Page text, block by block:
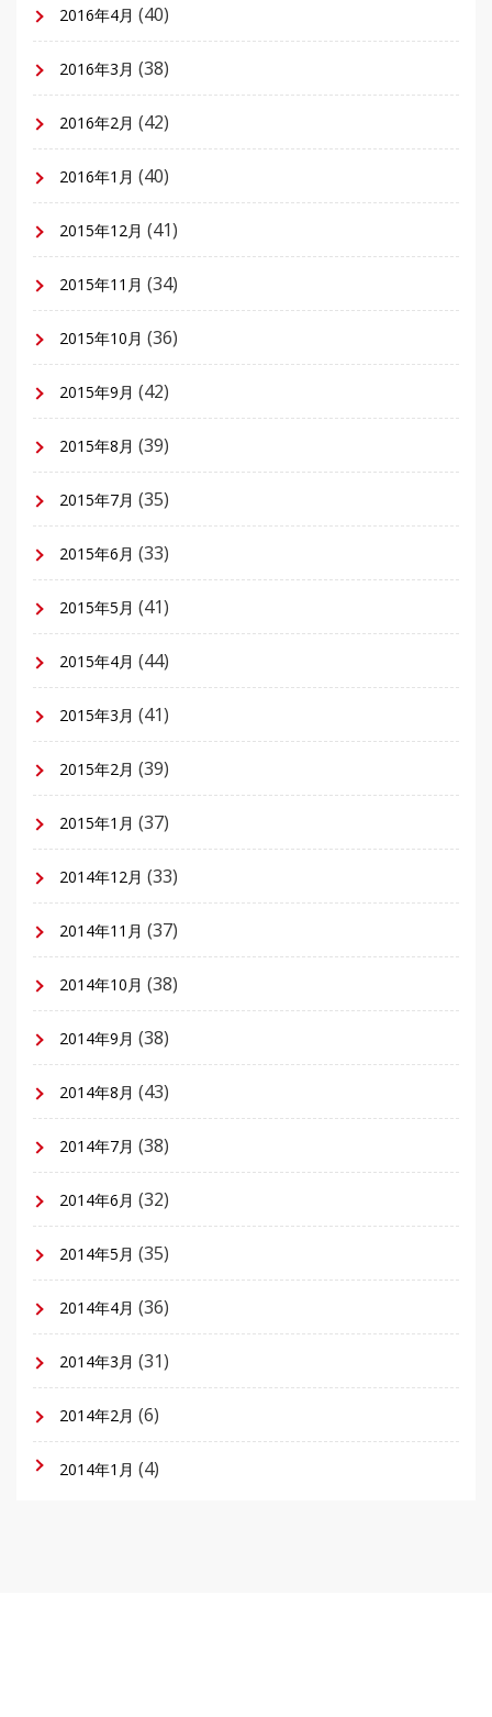
2016年4月 (40)
2016年3月 (38)
2016年2月 (42)
2016年1月 (40)
2015年12月 (41)
2015年11月 (34)
2015年10月 (36)
2015年9月 (42)
2015年8月 (39)
2015年7月 (35)
2015年6月 (33)
2015年5月 (41)
2015年4月 (44)
2015年3月 (41)
2015年2月 (39)
2015年1月 (37)
2014年12月 (33)
2014年11月 (37)
2014年10月 (38)
2014年9月 (38)
2014年8月 (43)
2014年7月 (38)
2014年6月 (32)
2014年5月 (35)
2014年4月 (36)
2014年3月 (31)
2014年2月 (6)
2014年1月 (4)